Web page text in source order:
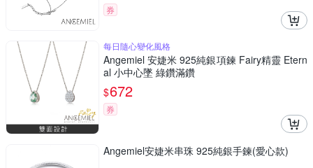
券
每日隨心變化風格
Angemiel 安婕米 925純銀項鍊 Fairy精靈 Etern
al 小中心墜 綠鑽滿鑽
$672
券
Angemiel安婕米串珠 925純銀手鍊(愛心款)